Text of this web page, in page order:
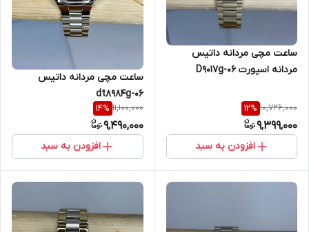
ساعت مچی مردانه داتیس
مردانه اسپورت D9017g-06
10,726,000
12%
9,399,000
افزودن به سبد
ساعت مچی مردانه داتیس
dt8984g-06
11,100,000
14%
9,490,000
افزودن به سبد